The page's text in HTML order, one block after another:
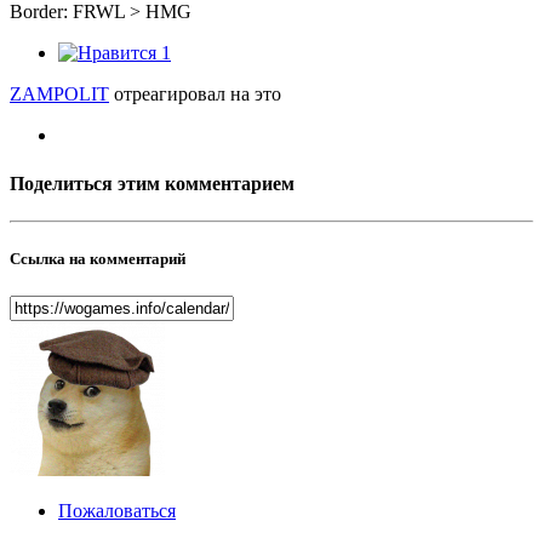
Border: FRWL > HMG
1
ZAMPOLIT отреагировал на это
Поделиться этим комментарием
Ссылка на комментарий
Пожаловаться